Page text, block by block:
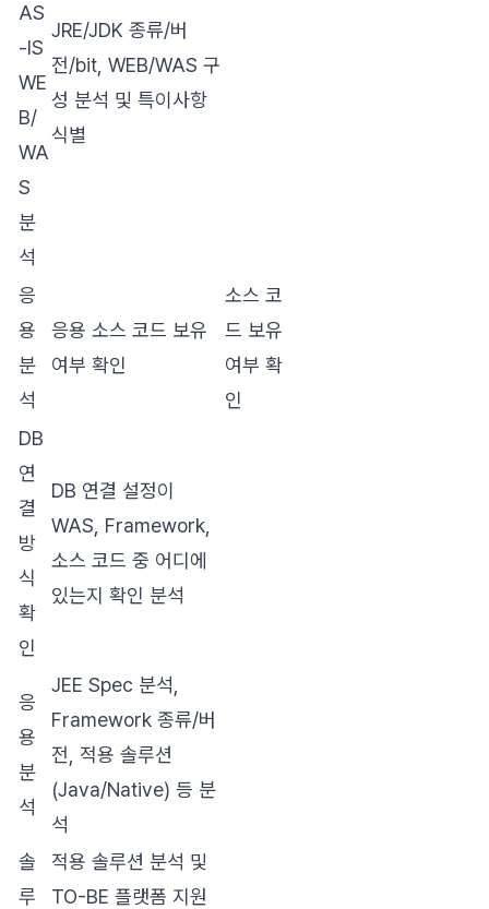
AS
-IS
WE
B/
WA
S
분
석
JRE/JDK 종류/버
전/bit, WEB/WAS 구
성 분석 및 특이사항
식별
응
용
분
석
응용 소스 코드 보유
여부 확인
소스 코
드 보유
여부 확
인
DB
연
결
방
식
확
인
DB 연결 설정이
WAS, Framework,
소스 코드 중 어디에
있는지 확인 분석
응
용
분
석
JEE Spec 분석,
Framework 종류/버
전, 적용 솔루션
(Java/Native) 등 분
석
솔
루
적용 솔루션 분석 및
TO-BE 플랫폼 지원